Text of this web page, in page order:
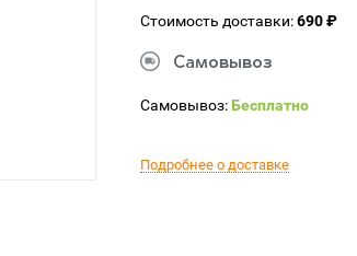
Стоимость доставки:690 ₽
Самовывоз
Самовывоз:Бесплатно
Подробнее о доставке